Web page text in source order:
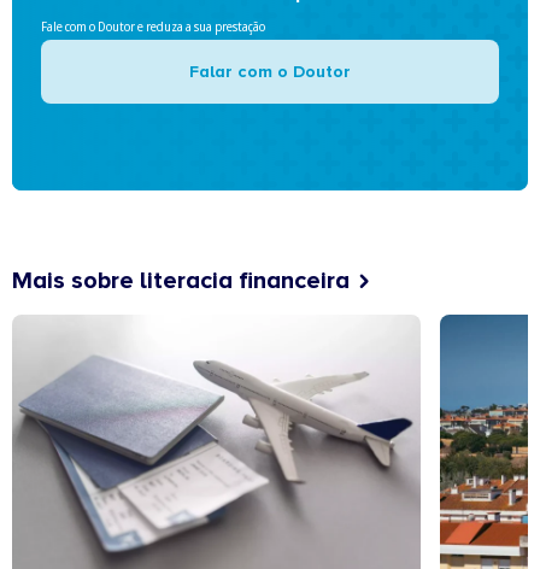
Fale com o Doutor e reduza a sua prestação
Falar com o Doutor
Mais sobre literacia financeira